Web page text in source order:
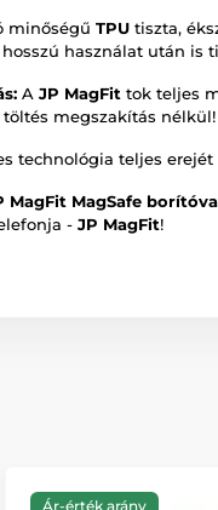
minőségű TPU tiszta,
használat után is
A JP MagFit tok teljes
megszakítás nélkül!
technológia teljes
MagFit MagSafe
- JP MagFit!
Ár-érték arány